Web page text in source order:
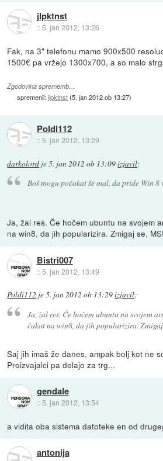
jlpktnst
::5. jan 2012, 13:26
Fak, na 3" telefonu mamo 900x500
1500€ pa vržejo 1300x700, a so malo
Zgodovina sprememb…
spremenil:jlpktnst(5. jan 2012 ob 13:27)
Poldi112
:: 5. jan 2012, 13:29
darkolord je5. jan 2012 ob 13:09izjavil:
Boš mogu počakat še mal, da pride Win 8
Ja, žal res. Če hočem ubuntu na svojem
na win8, da jih popularizira. Zmigaj se, MS!
Bistri007
::5. jan 2012, 13:49
Poldi112 je5. jan 2012 ob 13:29izjavil:
Ja, žal res. Če hočem ubuntu na svojem
čakat na win8, da jih popularizira. Zmigaj
Saj jih imaš že danes, ampak bolj kot ne
Proizvajalci pa delajo za trg...
gendale
:: 5. jan 2012, 13:54
a vidita oba sistema datoteke en od
antonija